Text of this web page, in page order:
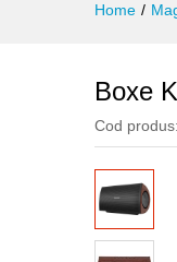
Home /
Boxe
Cod produs: